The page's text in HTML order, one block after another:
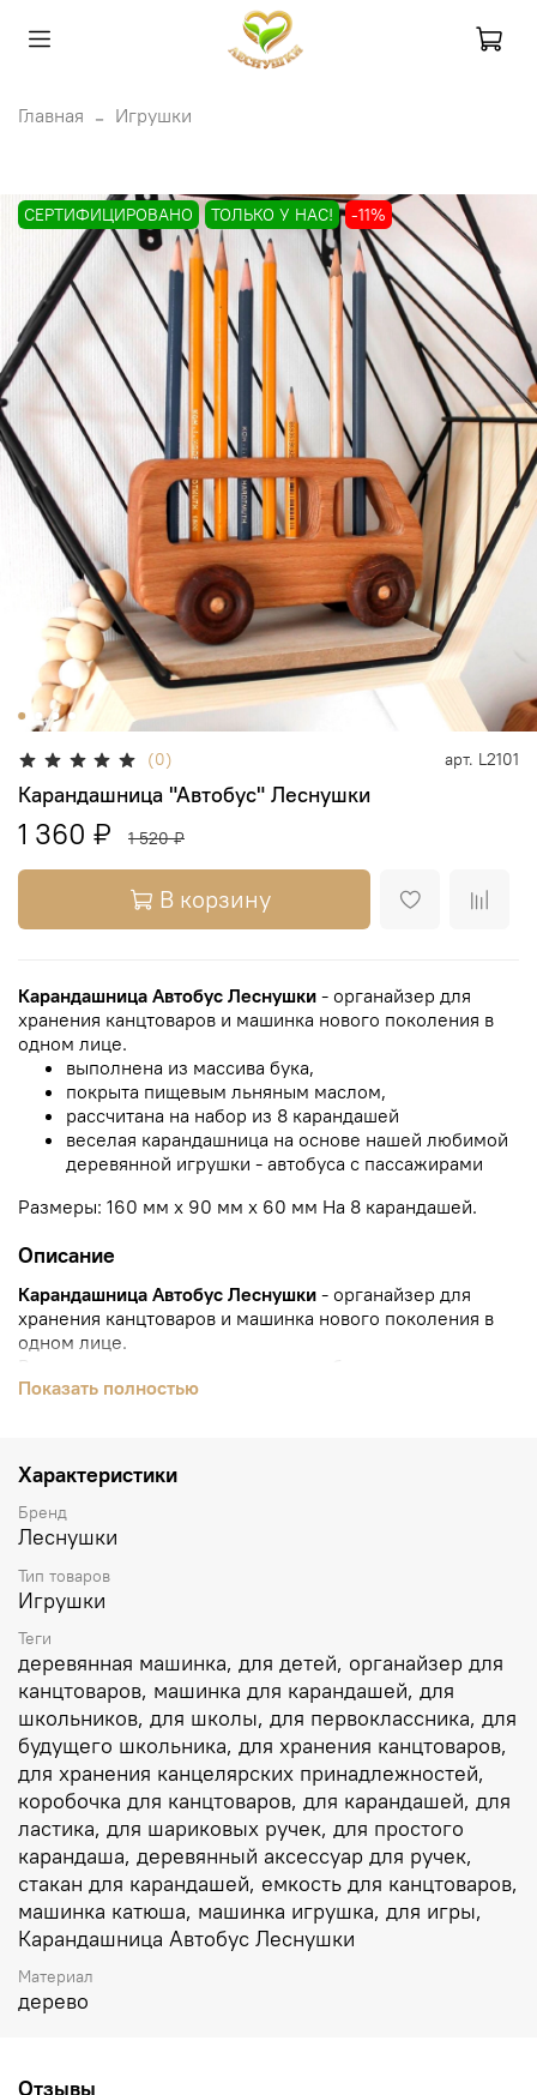
Главная Игрушки
СЕРТИФИЦИРОВАНО ТОЛЬКО У НАС! -11%
(0) арт. L2101
Карандашница "Автобус" Леснушки
1 360 ₽ 1 520 ₽
В корзину
Карандашница Автобус Леснушки - органайзер для
хранения канцтоваров и машинка нового поколения в
одном лице.
выполнена из массива бука,
покрыта пищевым льняным маслом,
рассчитана на набор из 8 карандашей
веселая карандашница на основе нашей любимой
деревянной игрушки - автобуса с пассажирами
Размеры: 160 мм х 90 мм х 60 мм На 8 карандашей.
Описание
Карандашница Автобус Леснушки - органайзер для
хранения канцтоваров и машинка нового поколения в
одном лице.
Веселая деревянная игрушка - автобус с
разноцветными карандашами приглашает малыша в
морем, ярким солнышком и желтым песком! Или в лес,
за первыми ландышами. Или на пестрый луг, где
бабочки так похожи на цветы, а цветы на бабочек.
А может быть автобус привезет нас прямым ходом к
самому главному человеку в жизни (а также самому
главному персонажу всех детских рисунков) - МАМЕ.
Деревянная машинка волшебная - автобус легко
перенесет нас через самые высокие горы, самые
глубокие моря и самые снежные равнины.
Автобус очень многофункциональный - и игрушка, и
сортер, и тренажер для мелкой моторики, и
канцелярский аксессуар.
Выполнен из твердого бука, колесики тонированы.
Размеры: 160 мм х 90 мм х 60 мм
Карандашей автобус вмещает не так уж и много - всего
8 штук.
Например это могут быть карандаши цветов радуги +
черный.
Автобус- карандашницу мы можем рекомендовать для
игры и практического использования уже с 2-х лет. А
Показать полностью
Характеристики
Бренд
Леснушки
Тип товаров
Игрушки
Теги
деревянная машинка, для детей, органайзер для
канцтоваров, машинка для карандашей, для
школьников, для школы, для первоклассника, для
будущего школьника, для хранения канцтоваров,
для хранения канцелярских принадлежностей,
коробочка для канцтоваров, для карандашей, для
ластика, для шариковых ручек, для простого
карандаша, деревянный аксессуар для ручек,
стакан для карандашей, емкость для канцтоваров,
машинка катюша, машинка игрушка, для игры,
Карандашница Автобус Леснушки
Материал
дерево
Отзывы